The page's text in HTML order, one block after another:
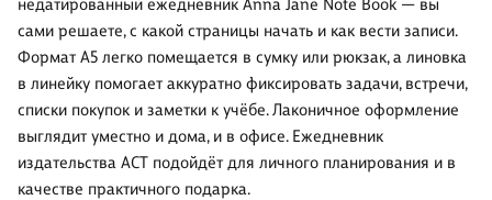
недатированный ежедневник Anna Jane Note Book — вы
сами решаете, с какой страницы начать и как вести записи.
Формат А5 легко помещается в сумку или рюкзак, а линовка
в линейку помогает аккуратно фиксировать задачи, встречи,
списки покупок и заметки к учёбе. Лаконичное оформление
выглядит уместно и дома, и в офисе. Ежедневник
издательства АСТ подойдёт для личного планирования и в
качестве практичного подарка.